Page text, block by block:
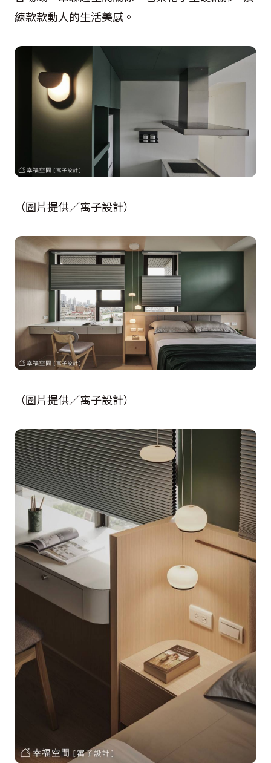
練款款動人的生活美感。
（圖片提供／寓子設計）
（圖片提供／寓子設計）